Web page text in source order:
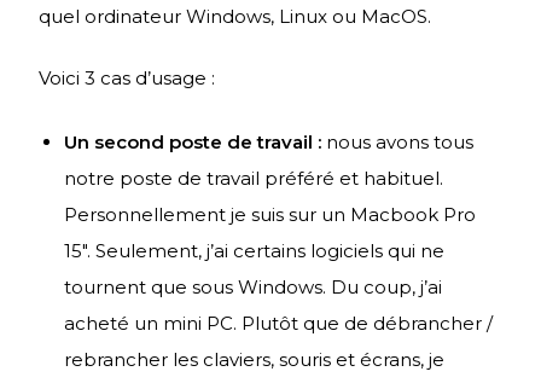
quel ordinateur Windows, Linux ou MacOS.
Voici 3 cas d’usage :
Un second poste de travail : nous avons tous
notre poste de travail préféré et habituel.
Personnellement je suis sur un Macbook Pro
15″. Seulement, j’ai certains logiciels qui ne
tournent que sous Windows. Du coup, j’ai
acheté un mini PC. Plutôt que de débrancher /
rebrancher les claviers, souris et écrans, je